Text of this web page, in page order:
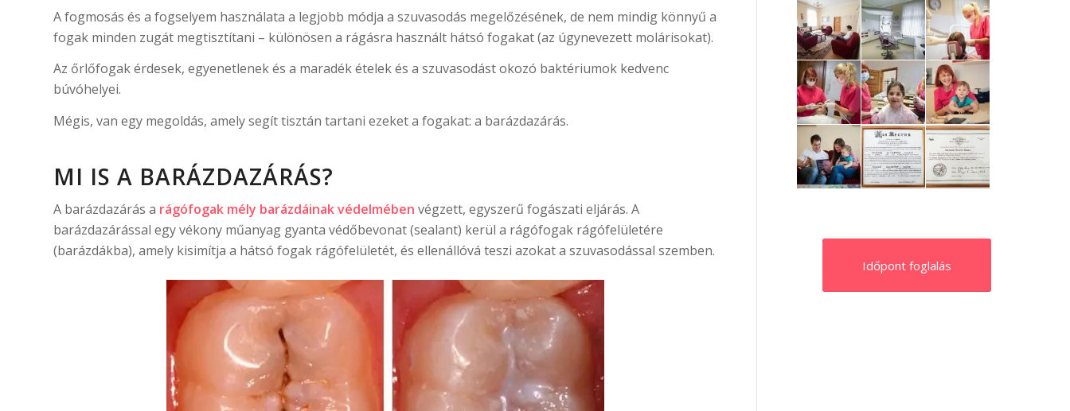
A fogmosás és a fogselyem használata a legjobb módja a szuvasodás megelőzésének, de nem mindig könnyű a
fogak minden zugát megtisztítani – különösen a rágásra használt hátsó fogakat (az úgynevezett molárisokat).
Az őrlőfogak érdesek, egyenetlenek és a maradék ételek és a szuvasodást okozó baktériumok kedvenc
búvóhelyei.
Mégis, van egy megoldás, amely segít tisztán tartani ezeket a fogakat: a barázdazárás.
MI IS A BARÁZDAZÁRÁS?
A barázdazárás a rágófogak mély barázdáinak védelmében végzett, egyszerű fogászati eljárás. A
barázdazárással egy vékony műanyag gyanta védőbevonat (sealant) kerül a rágófogak rágófelületére
(barázdákba), amely kisimítja a hátsó fogak rágófelületét, és ellenállóvá teszi azokat a szuvasodással szemben.
Időpont foglalás